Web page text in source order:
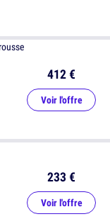
412 €
Voir l'offre
233 €
Voir l'offre